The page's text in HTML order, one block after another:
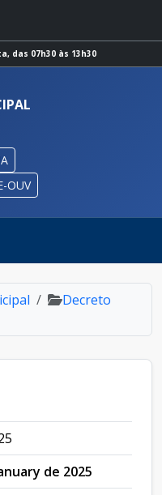
das 07h30 às 13h30
OUV
Decreto
de 2025